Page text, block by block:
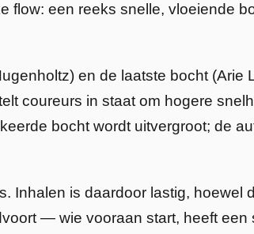
flow: een reeks snelle, vloeiende
en de laatste bocht (Arie
coureurs in staat om hogere
bocht wordt uitvergroot; de
Inhalen is daardoor lastig, hoewel
— wie vooraan start, heeft een